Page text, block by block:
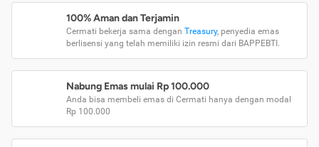
100% Aman dan Terjamin
Cermati bekerja sama dengan Treasury, penyedia emas
berlisensi yang telah memiliki izin resmi dari BAPPEBTI.
Nabung Emas mulai Rp 100.000
Anda bisa membeli emas di Cermati hanya dengan modal
Rp 100.000